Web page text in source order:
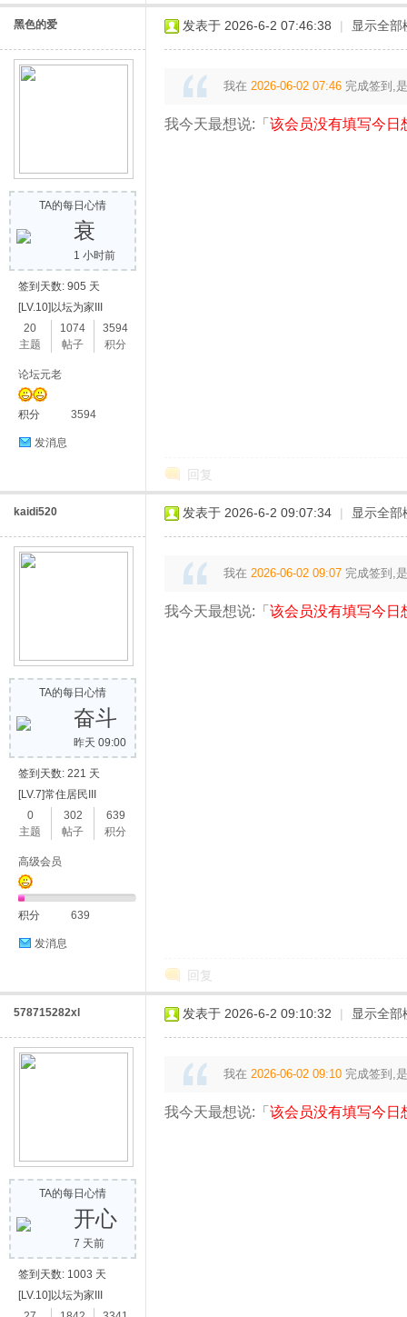
费
素
黑色的爱
TA的每日心情
衰
1 小时前
签到天数: 905 天
[LV.10]以坛为家III
20
主题
1074
帖子
3594
积分
论坛元老
积分 3594
发消息
发表于 2026-6-2 07:46:38 | 显示全部
我在 2026-06-02 07:46 完成签到,是
我今天最想说:「 该会员没有填写今日
回复
kaidi520
TA的每日心情
奋斗
昨天 09:00
签到天数: 221 天
[LV.7]常住居民III
0
主题
302
帖子
639
积分
高级会员
积分 639
发消息
发表于 2026-6-2 09:07:34 | 显示全部
我在 2026-06-02 09:07 完成签到,是
我今天最想说:「 该会员没有填写今日
回复
578715282xl
TA的每日心情
开心
7 天前
签到天数: 1003 天
[LV.10]以坛为家III
发表于 2026-6-2 09:10:32 | 显示全部
我在 2026-06-02 09:10 完成签到,是
我今天最想说:「 该会员没有填写今日